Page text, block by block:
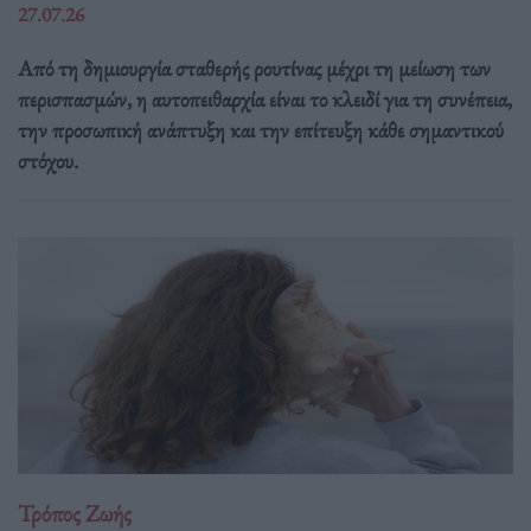
27.07.26
Από τη δημιουργία σταθερής ρουτίνας μέχρι τη μείωση των
περισπασμών, η αυτοπειθαρχία είναι το κλειδί για τη συνέπεια,
την προσωπική ανάπτυξη και την επίτευξη κάθε σημαντικού
στόχου.
Τρόπος Ζωής